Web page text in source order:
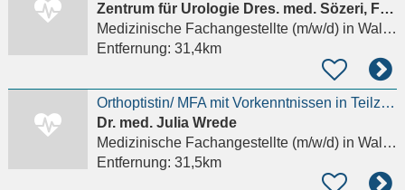
Zentrum für Urologie Dres. med. Sözeri, Firek,...
Medizinische Fachangestellte (m/w/d)in Walldorf Rhein-Neckar-Kreis
Entfernung: 31,4km
Orthoptistin/ MFA mit Vorkenntnissen in Teilzeit für Augenarztpraxis gesucht
Dr. med. Julia Wrede
Medizinische Fachangestellte (m/w/d)in Walldorf Rhein-Neckar-Kreis
Entfernung: 31,5km